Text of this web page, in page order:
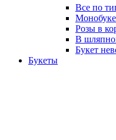
Все по
Розы в
В
Букет
Букеты